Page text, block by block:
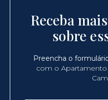
Receba
sobre
Preencha o
com o Apartamento